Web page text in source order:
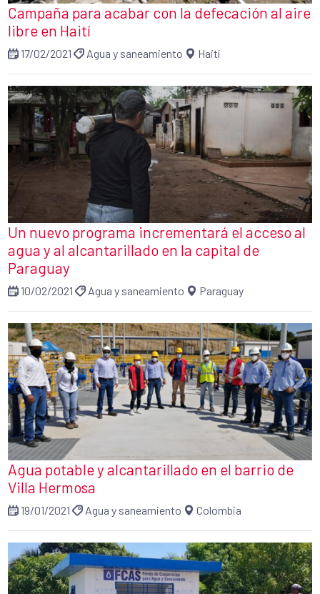
Campaña para acabar con la defecación al aire
libre en Haití
17/02/2021 Agua y saneamiento Haití
Un nuevo programa incrementará el acceso al
agua y al alcantarillado en la capital de
Paraguay
10/02/2021 Agua y saneamiento Paraguay
Agua potable y alcantarillado en el barrio de
Villa Hermosa
19/01/2021 Agua y saneamiento Colombia